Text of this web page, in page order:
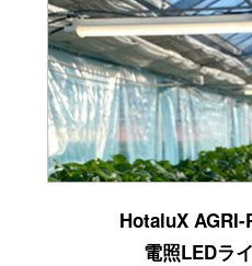
HotaluX AGRI-
電照LEDラ